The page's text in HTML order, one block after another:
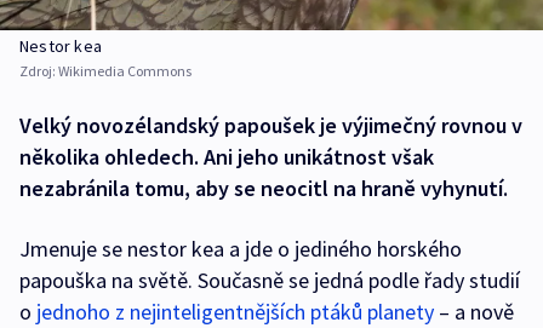
Nestor kea
Zdroj: Wikimedia Commons
Velký novozélandský papoušek je výjimečný rovnou v
několika ohledech. Ani jeho unikátnost však
nezabránila tomu, aby se neocitl na hraně vyhynutí.
Jmenuje se nestor kea a jde o jediného horského
papouška na světě. Současně se jedná podle řady studií
o jednoho z nejinteligentnějších ptáků planety – a nově